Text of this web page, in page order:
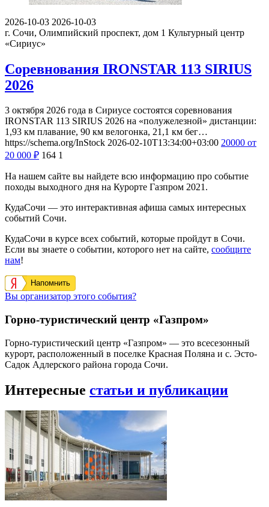
2026-10-03 2026-10-03
г. Сочи, Олимпийский проспект, дом 1 Культурный центр
«Сириус»
Соревнования IRONSTAR 113 SIRIUS
2026
3 октября 2026 года в Сириусе состоятся соревнования
IRONSTAR 113 SIRIUS 2026 на «полужелезной» дистанции:
1,93 км плавание, 90 км велогонка, 21,1 км бег…
https://schema.org/InStock 2026-02-10T13:34:00+03:00 20000 от
20 000 ₽ 164 1
На нашем сайте вы найдете всю информацию про событие
походы выходного дня на Курорте Газпром 2021.
КудаСочи — это интерактивная афиша самых интересных
событий Сочи.
КудаСочи в курсе всех событий, которые пройдут в Сочи.
Если вы знаете о событии, которого нет на сайте, сообщите
нам!
Напомнить
Вы организатор этого события?
Горно-туристический центр «Газпром»
Горно-туристический центр «Газпром» — это всесезонный
курорт, расположенный в поселке Красная Поляна и с. Эсто-
Садок Адлерского района города Сочи.
Интересные статьи и публикации